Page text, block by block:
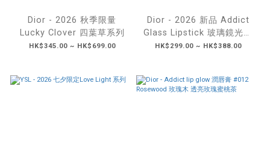
Dior - 2026 秋季限量
Lucky Clover 四葉草系列
HK$345.00 ~ HK$699.00
Dior - 2026 新品 Addict
Glass Lipstick 玻璃鏡光誘
惑唇膏
HK$299.00 ~ HK$388.00